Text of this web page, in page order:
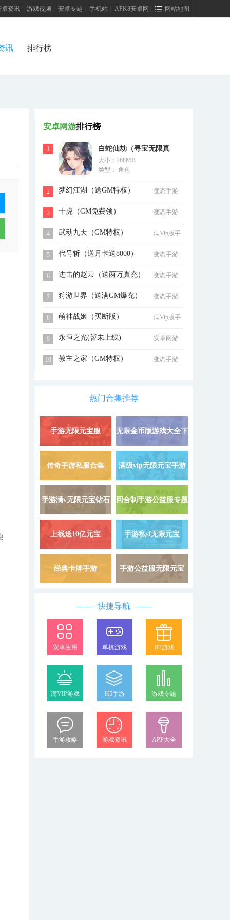
网站地图
卓资讯 游戏视频 安卓专题 手机站 APK8安卓网
讯 排行榜
安卓网游排行榜
1
白蛇仙劫（寻宝无限真
充）
大小：268MB
类型： 角色
2 梦幻江湖（送GM特权） 变态手游
3 十虎（GM免费领） 变态手游
4 武动九天（GM特权）
满Vip版手
5
代号斩（送月卡送8000） 变态手游
6 进击的赵云（送两万真充） 变态手游
7 狩游世界（送满GM爆充） 变态手游
8 萌神战姬（买断版）
满Vip版手
9
永恒之光(暂未上线) 安卓网游
10 教主之家（GM特权） 变态手游
热门合集推荐
手游无限元宝服
9999999
详情 »
无限金币版游戏大全下
载
传奇手游私服合集 详情 »
满级vip无限元宝手游
手游满v无限元宝钻石 详情 »
回合制手游公益服专题
上线送10亿元宝 详情 »
手游私sf无限元宝
经典卡牌手游 详情 »
手游公益服无限元宝
快捷导航
安卓应用 单机游戏 BT游戏
满VIP游戏 H5手游 游戏专题
手游攻略 游戏资讯 APP大全